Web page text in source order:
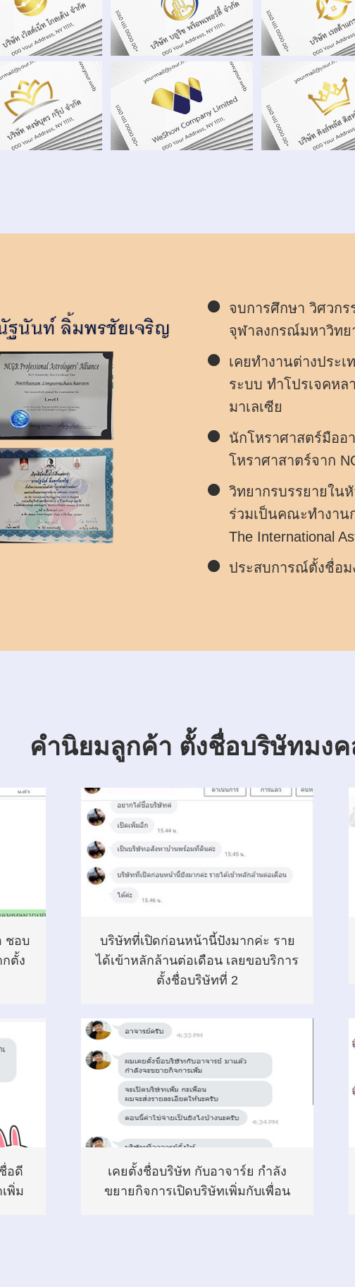
จบการศึกษา วิศวก
จุฬาลงกรณ์มหาวิทย
เคยทำงานต่างประ
ระบบ ทำโปรเจคหล
มาเลเซีย
นักโหราศาสตร์มืออ
โหราศาสาตร์จาก
วิทยากรบรรยายใน
ร่วมเป็นคณะทำงาน
The International
ประสบการณ์ตั้งชื่อม
คำนิยมลูกค้า ตั้งชื่อบริษัทมง
ชอบ
ตั้ง
บริษัทที่เปิดก่อนหน้านี้ปังมากค่ะ ราย
ได้เข้าหลักล้านต่อเดือน เลยขอบริการ
ตั้งชื่อบริษัทที่ 2
อดี
พิ่ม
เคยตั้งชื่อบริษัท กับอาจาร์ย กำลัง
ขยายกิจการเปิดบริษัทเพิ่มกับเพื่อน